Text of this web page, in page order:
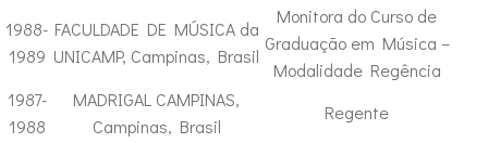
1988-
1989
FACULDADE DE MÚSICA da
UNICAMP, Campinas, Brasil
Monitora do Curso de
Graduação em Música –
Modalidade Regência
1987-
1988
MADRIGAL CAMPINAS,
Campinas, Brasil
Regente